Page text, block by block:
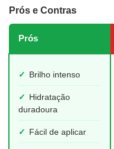
Prós e Contras
Prós
✓ Brilho intenso
✓ Hidratação
duradoura
✓ Fácil de aplicar